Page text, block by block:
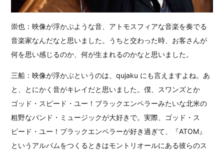
崇也：映像が浮かぶような音、アトモスフィアな音楽を奏でる
音楽家なんだなと思いました。うちと交わった時、お客さんが
何を思い感じるのか、何が生まれるのかなと思いました。
三船：映像が浮かぶというのは、qujaku にも言えますよね。あ
と、とにかく音がキレイだと思いました。僕、スワンズとか
ゴッド・スピード・ユー！ブラックエンペラーみたいな北米の
粗野なバンド・ミュージックが大好きで。実際、ゴッド・ス
ピード・ユー！ブラックエンペラーが好き過ぎて、『ATOM』
というアルバムをつくるときはモントリオールにある彼らのス